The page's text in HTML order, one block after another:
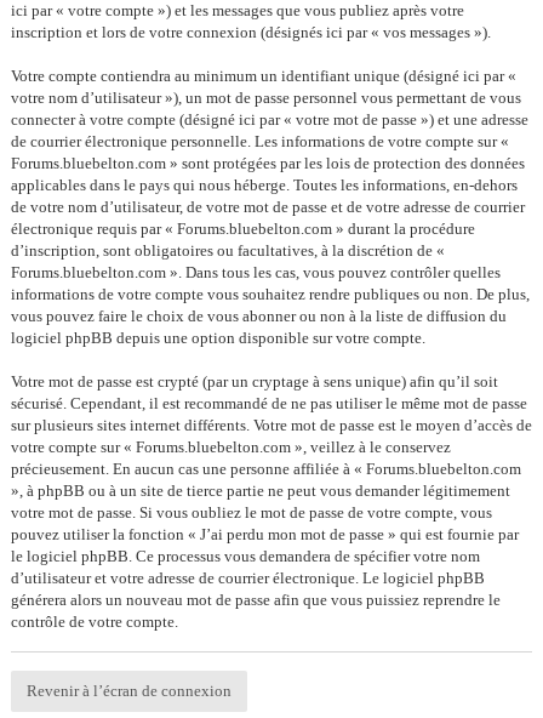
ici par « votre compte ») et les messages que vous publiez après votre
inscription et lors de votre connexion (désignés ici par « vos messages »).
Votre compte contiendra au minimum un identifiant unique (désigné ici par «
votre nom d’utilisateur »), un mot de passe personnel vous permettant de vous
connecter à votre compte (désigné ici par « votre mot de passe ») et une adresse
de courrier électronique personnelle. Les informations de votre compte sur «
Forums.bluebelton.com » sont protégées par les lois de protection des données
applicables dans le pays qui nous héberge. Toutes les informations, en-dehors
de votre nom d’utilisateur, de votre mot de passe et de votre adresse de courrier
électronique requis par « Forums.bluebelton.com » durant la procédure
d’inscription, sont obligatoires ou facultatives, à la discrétion de «
Forums.bluebelton.com ». Dans tous les cas, vous pouvez contrôler quelles
informations de votre compte vous souhaitez rendre publiques ou non. De plus,
vous pouvez faire le choix de vous abonner ou non à la liste de diffusion du
logiciel phpBB depuis une option disponible sur votre compte.
Votre mot de passe est crypté (par un cryptage à sens unique) afin qu’il soit
sécurisé. Cependant, il est recommandé de ne pas utiliser le même mot de passe
sur plusieurs sites internet différents. Votre mot de passe est le moyen d’accès de
votre compte sur « Forums.bluebelton.com », veillez à le conservez
précieusement. En aucun cas une personne affiliée à « Forums.bluebelton.com
», à phpBB ou à un site de tierce partie ne peut vous demander légitimement
votre mot de passe. Si vous oubliez le mot de passe de votre compte, vous
pouvez utiliser la fonction « J’ai perdu mon mot de passe » qui est fournie par
le logiciel phpBB. Ce processus vous demandera de spécifier votre nom
d’utilisateur et votre adresse de courrier électronique. Le logiciel phpBB
générera alors un nouveau mot de passe afin que vous puissiez reprendre le
contrôle de votre compte.
Revenir à l’écran de connexion